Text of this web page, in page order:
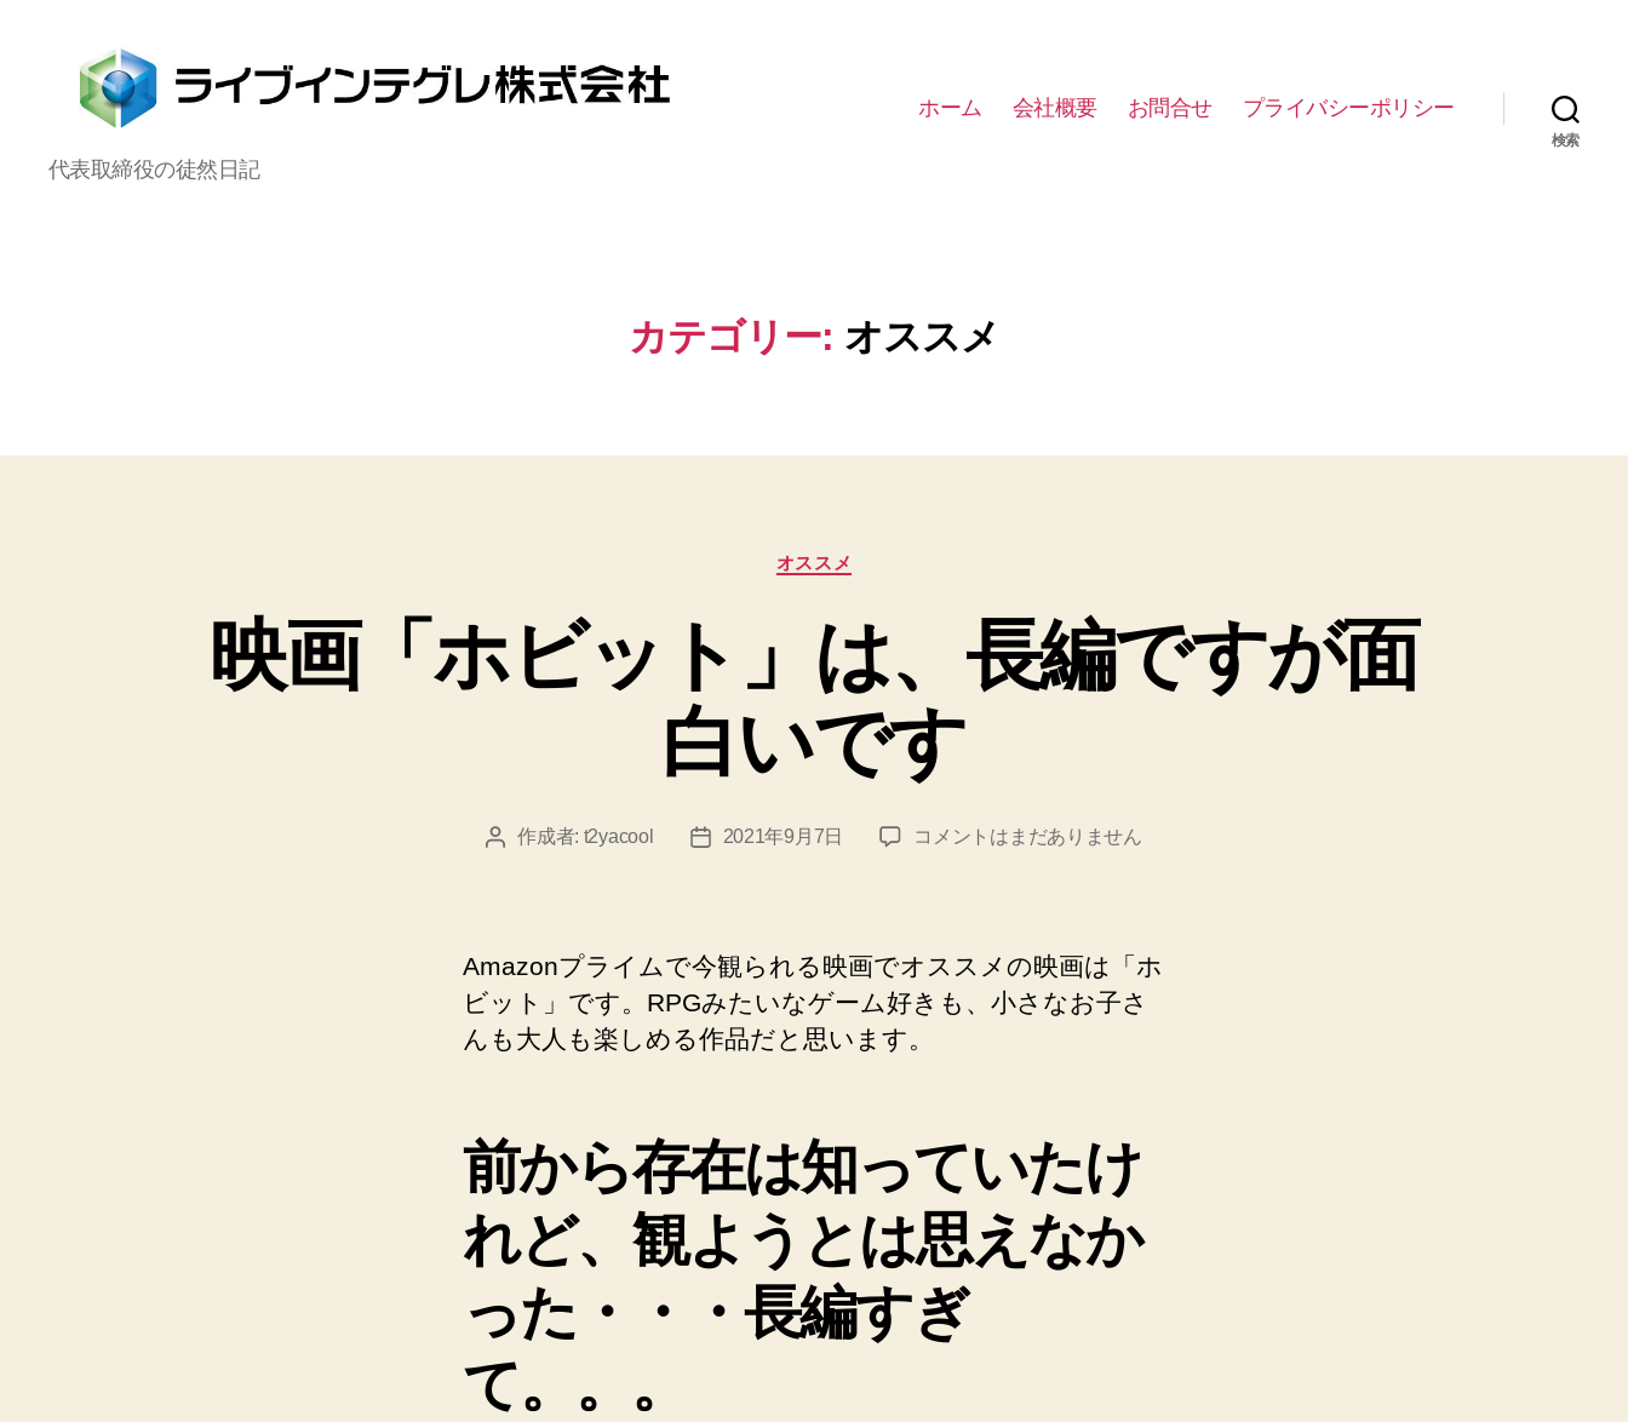
ラ
イ
代表取締役の徒然日記
ホーム 会社概要 お問合せ プライバシーポリシー
検索
カテゴリー: オススメ
カ
テ
リ
ー
オススメ
映画「ホビット」は、長編ですが面
白いです
投 作成者: t2yacool
投
2021年9月7日
映
ッ
ト」
は、
長
が
白
い
で
す
へ
コメントはまだありません
Amazonプライムで今観られる映画でオススメの映画は「ホ
ビット」です。RPGみたいなゲーム好きも、小さなお子さ
んも大人も楽しめる作品だと思います。
前から存在は知っていたけ
れど、観ようとは思えなか
った・・・長編すぎ
て。。。